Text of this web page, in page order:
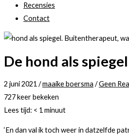
Recensies
Contact
De hond als spiegel
2 juni 2021 /maaike boersma /Geen
727 keer bekeken
Lees tijd: < 1 minuut
‘En dan val ik toch weer in datzelfde